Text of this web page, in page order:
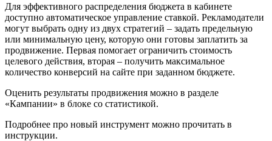
Для эффективного распределения бюджета в кабинете
доступно автоматическое управление ставкой. Рекламодатели
могут выбрать одну из двух стратегий – задать предельную
или минимальную цену, которую они готовы заплатить за
продвижение. Первая помогает ограничить стоимость
целевого действия, вторая – получить максимальное
количество конверсий на сайте при заданном бюджете.
Оценить результаты продвижения можно в разделе
«Кампании» в блоке со статистикой.
Подробнее про новый инструмент можно прочитать в
инструкции.